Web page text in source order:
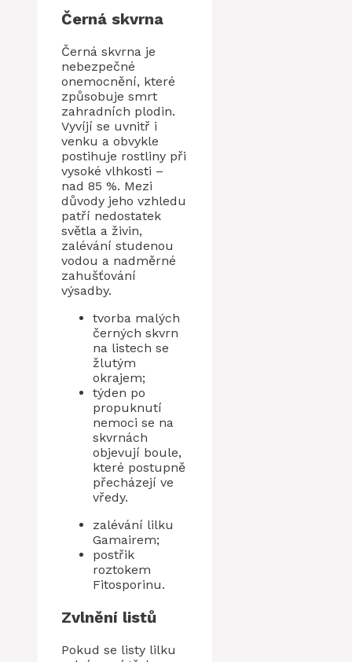
Černá skvrna
Černá skvrna je
nebezpečné
onemocnění, které
způsobuje smrt
zahradních plodin.
Vyvíjí se uvnitř i
venku a obvykle
postihuje rostliny při
vysoké vlhkosti –
nad 85 %. Mezi
důvody jeho vzhledu
patří nedostatek
světla a živin,
zalévání studenou
vodou a nadměrné
zahušťování
výsadby.
tvorba malých
černých skvrn
na listech se
žlutým
okrajem;
týden po
propuknutí
nemoci se na
skvrnách
objevují boule,
které postupně
přecházejí ve
vředy.
zalévání lilku
Gamairem;
postřik
roztokem
Fitosporinu.
Zvlnění listů
Pokud se listy lilku